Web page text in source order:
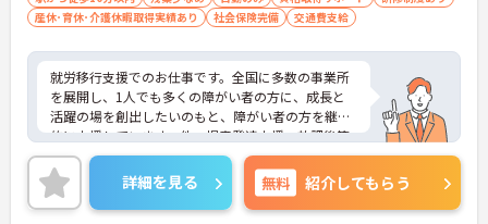
産休･育休･介護休暇取得実績あり
社会保険完備 交通費支給
就労移行支援でのお仕事です。全国に多数の事業所
を展開し、1人でも多くの障がい者の方に、成長と
活躍の場を創出したいのもと、障がい者の方を継続
的に支援しています。他、児童発達支援、放課後等
デイサービスも展開しており安定感も抜群です。
ご興味ある方には、面接対策ポイントなど、さらに
詳細をお話しいたしますのでお気軽にご相談くださ
い！
詳細を見る 無料 紹介してもらう